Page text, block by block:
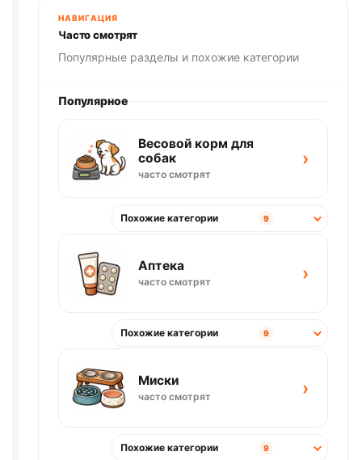
НАВИГАЦИЯ
Часто смотрят
Популярные разделы и похожие категории
Популярное
Весовой корм для
собак
часто смотрят
›
Похожие категории 9
Аптека
часто смотрят ›
Похожие категории 9
Миски
часто смотрят ›
Похожие категории 9